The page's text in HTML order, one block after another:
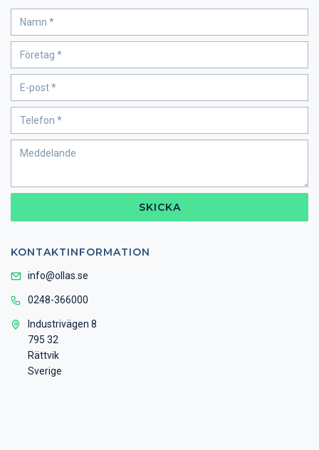
SKICKA
KONTAKTINFORMATION
info@ollas.se
0248-366000
Industrivägen 8
795 32
Rättvik
Sverige